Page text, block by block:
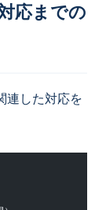
応までの
連した対応を